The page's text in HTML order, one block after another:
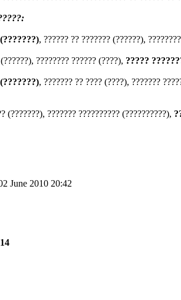
, ?????? ?? ??????? (??????),
???????? ?????? (????), ?????
, ??????? ?? ???? (????), ???????
(???????), ??????? ?????????? (??????????),
June 2010 20:42